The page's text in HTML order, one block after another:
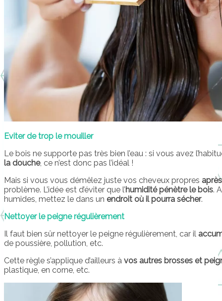
Eviter de trop le mouiller
Le bois ne supporte pas très bien l’eau : si vous avez
la douche, ce n’est donc pas l’idéal !
Mais si vous vous démêlez juste vos cheveux propres
problème. L’idée est d’éviter que l’humidité pénètre le bois.
humides, mettez le dans un endroit où il pourra sécher.
Nettoyer le peigne régulièrement
Il faut bien sûr nettoyer le peigne régulièrement, car il
de poussière, pollution, etc.
Cette règle s’applique d’ailleurs à vos autres brosses et
plastique, en corne, etc.